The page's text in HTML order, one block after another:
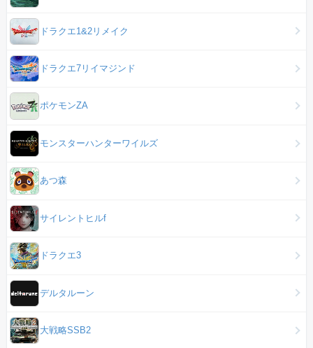
ドラクエ1&2リメイク
ドラクエ7リイマジンド
ポケモンZA
モンスターハンターワイルズ
あつ森
サイレントヒルf
ドラクエ3
デルタルーン
大戦略SSB2